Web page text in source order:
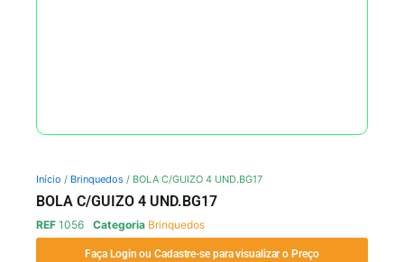
Início / Brinquedos / BOLA C/GUIZO 4 UND.BG17
BOLA C/GUIZO 4 UND.BG17
REF 1056 Categoria Brinquedos
Faça Login ou Cadastre-se para visualizar o Preço